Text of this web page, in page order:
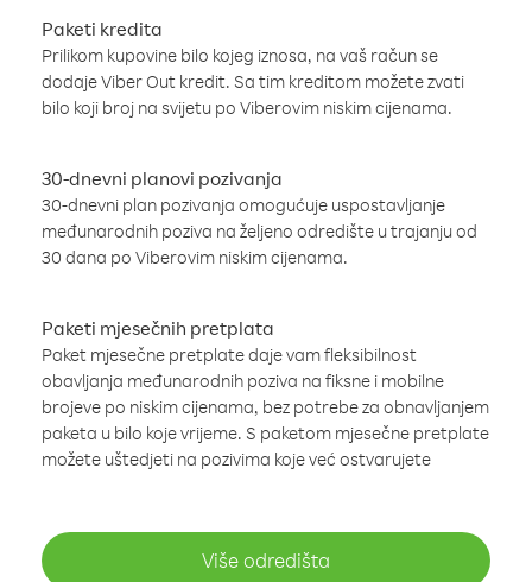
Paketi kredita
Prilikom kupovine bilo kojeg iznosa, na vaš račun se
dodaje Viber Out kredit. Sa tim kreditom možete zvati
bilo koji broj na svijetu po Viberovim niskim cijenama.
30-dnevni planovi pozivanja
30-dnevni plan pozivanja omogućuje uspostavljanje
međunarodnih poziva na željeno odredište u trajanju od
30 dana po Viberovim niskim cijenama.
Paketi mjesečnih pretplata
Paket mjesečne pretplate daje vam fleksibilnost
obavljanja međunarodnih poziva na fiksne i mobilne
brojeve po niskim cijenama, bez potrebe za obnavljanjem
paketa u bilo koje vrijeme. S paketom mjesečne pretplate
možete uštedjeti na pozivima koje već ostvarujete
Više odredišta